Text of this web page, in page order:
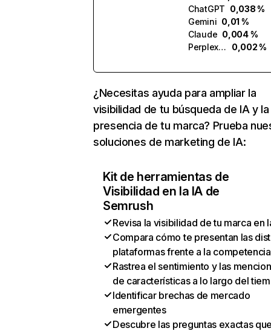
ChatGPT 0,038 %
Gemini 0,01 %
Claude 0,004 %
Perplexity
0,002 %
¿Necesitas ayuda para ampliar la
visibilidad de tu búsqueda de IA y la
presencia de tu marca? Prueba
soluciones de marketing de IA:
Kit de herramientas de
Visibilidad en la IA de
Semrush
Revisa la visibilidad de tu marca en
Compara cómo te presentan las
plataformas frente a la competencia
Rastrea el sentimiento y las
de características a lo largo del
Identificar brechas de mercado
emergentes
Descubre las preguntas exactas